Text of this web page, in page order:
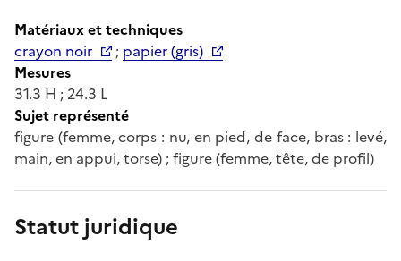
Matériaux et techniques
crayon noir
; papier (gris)
Mesures
31.3 H ; 24.3 L
Sujet représenté
figure (femme, corps : nu, en pied, de face, bras : levé,
main, en appui, torse) ; figure (femme, tête, de profil)
Statut juridique